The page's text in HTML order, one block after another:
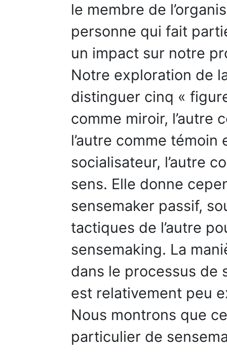
le membre de
personne qui fait
un impact sur notre
Notre exploration de
distinguer cinq «
comme miroir, l’autre
l’autre comme témoin
socialisateur, l’autre
sens. Elle donne
sensemaker passif,
tactiques de l’autre
sensemaking. La
dans le processus de
est relativement peu
Nous montrons que
particulier de